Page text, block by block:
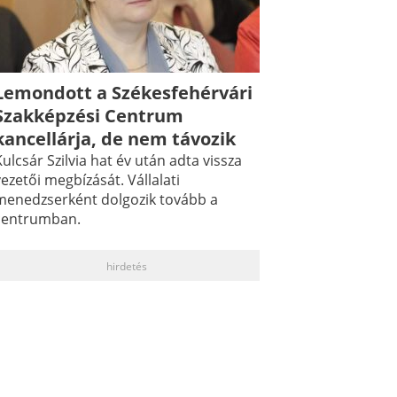
a Székesfehérvári
Centrum
de nem távozik
Szilvia hat év után adta vissza
megbízását. Vállalati
dolgozik tovább a
hirdetés